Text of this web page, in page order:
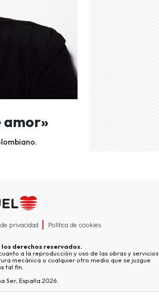
amor»
privacidad Política de cookies
los derechos reservados.
a la reproducción y uso de las obras y servicios
mecánica o cualquier otro medio que se juzgue
tal fin.
Ser, España 2026.